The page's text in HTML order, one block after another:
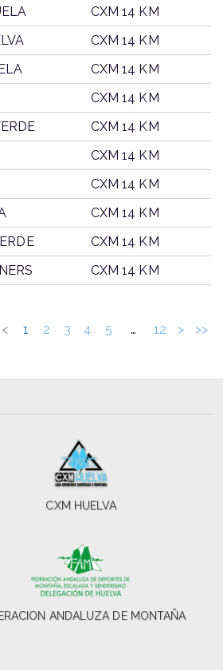
CXM 14 KM
CXM 14 KM
CXM 14 KM
CXM 14 KM
CXM 14 KM
CXM 14 KM
CXM 14 KM
CXM 14 KM
CXM 14 KM
CXM 14 KM
< 1 2 3 4 5 … 12 > >>
CXM HUELVA
ANDALUZA DE MONTAÑA